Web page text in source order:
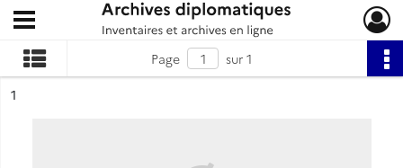
Archives diplomatiques
Ouvrir le menu déroulant
Page
sur 1
n°
1